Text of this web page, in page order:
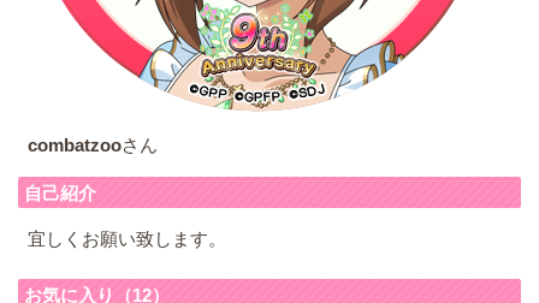
combatzooさん
自己紹介
宜しくお願い致します。
お気に入り（12）